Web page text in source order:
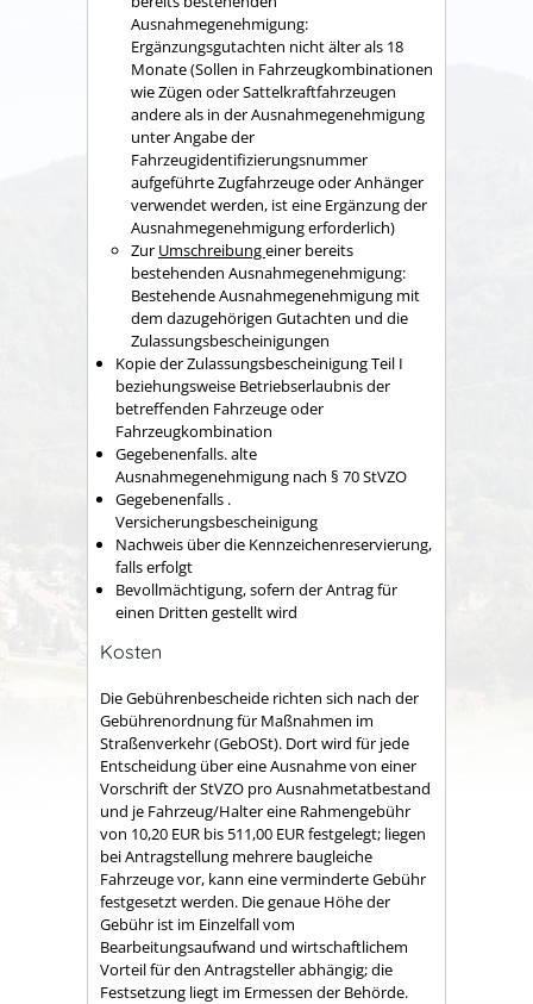
Ausnahmegenehmigung:
Ergänzungsgutachten nicht älter als 18
Monate (Sollen in Fahrzeugkombinationen
wie Zügen oder Sattelkraftfahrzeugen
andere als in der Ausnahmegenehmigung
unter Angabe der
Fahrzeugidentifizierungsnummer
aufgeführte Zugfahrzeuge oder Anhänger
verwendet werden, ist eine Ergänzung der
Ausnahmegenehmigung erforderlich)
Zur Umschreibungeiner bereits
bestehenden Ausnahmegenehmigung:
Bestehende Ausnahmegenehmigung mit
dem dazugehörigen Gutachten und die
Zulassungsbescheinigungen
Kopie der Zulassungsbescheinigung Teil I
beziehungsweise Betriebserlaubnis der
betreffenden Fahrzeuge oder
Fahrzeugkombination
Gegebenenfalls. alte
Ausnahmegenehmigung nach § 70 StVZO
Gegebenenfalls .
Versicherungsbescheinigung
Nachweis über die Kennzeichenreservierung,
falls erfolgt
Bevollmächtigung, sofern der Antrag für
einen Dritten gestellt wird
Kosten
Die Gebührenbescheide richten sich nach der
Gebührenordnung für Maßnahmen im
Straßenverkehr (GebOSt). Dort wird für jede
Entscheidung über eine Ausnahme von einer
Vorschrift der StVZO pro Ausnahmetatbestand
und je Fahrzeug/Halter eine Rahmengebühr
von 10,20 EUR bis 511,00 EUR festgelegt; liegen
bei Antragstellung mehrere baugleiche
Fahrzeuge vor, kann eine verminderte Gebühr
festgesetzt werden. Die genaue Höhe der
Gebühr ist im Einzelfall vom
Bearbeitungsaufwand und wirtschaftlichem
Vorteil für den Antragsteller abhängig; die
Festsetzung liegt im Ermessen der Behörde.